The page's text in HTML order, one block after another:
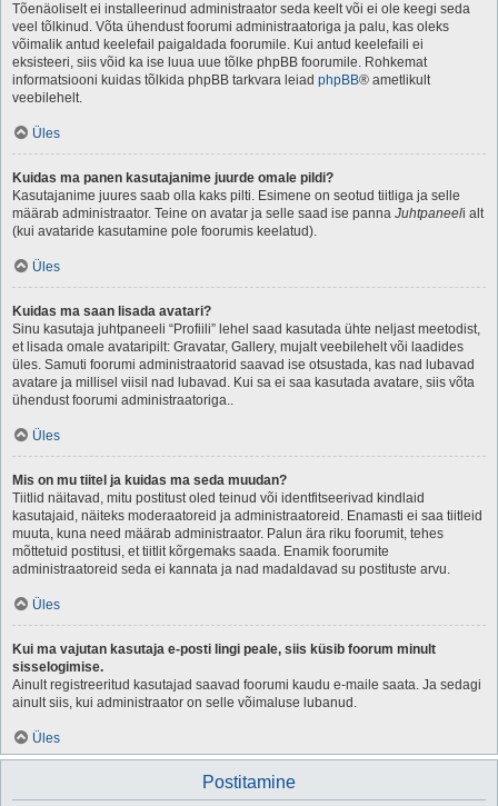
Tõenäoliselt ei installeerinud administraator seda keelt või ei ole keegi seda
veel tõlkinud. Võta ühendust foorumi administraatoriga ja palu, kas oleks
võimalik antud keelefail paigaldada foorumile. Kui antud keelefaili ei
eksisteeri, siis võid ka ise luua uue tõlke phpBB foorumile. Rohkemat
informatsiooni kuidas tõlkida phpBB tarkvara leiad phpBB® ametlikult
veebilehelt.
Üles
Kuidas ma panen kasutajanime juurde omale pildi?
Kasutajanime juures saab olla kaks pilti. Esimene on seotud tiitliga ja selle
määrab administraator. Teine on avatar ja selle saad ise panna Juhtpaneeli alt
(kui avataride kasutamine pole foorumis keelatud).
Üles
Kuidas ma saan lisada avatari?
Sinu kasutaja juhtpaneeli “Profiili” lehel saad kasutada ühte neljast meetodist,
et lisada omale avataripilt: Gravatar, Gallery, mujalt veebilehelt või laadides
üles. Samuti foorumi administraatorid saavad ise otsustada, kas nad lubavad
avatare ja millisel viisil nad lubavad. Kui sa ei saa kasutada avatare, siis võta
ühendust foorumi administraatoriga..
Üles
Mis on mu tiitel ja kuidas ma seda muudan?
Tiitlid näitavad, mitu postitust oled teinud või identfitseerivad kindlaid
kasutajaid, näiteks moderaatoreid ja administraatoreid. Enamasti ei saa tiitleid
muuta, kuna need määrab administraator. Palun ära riku foorumit, tehes
mõttetuid postitusi, et tiitlit kõrgemaks saada. Enamik foorumite
administraatoreid seda ei kannata ja nad madaldavad su postituste arvu.
Üles
Kui ma vajutan kasutaja e-posti lingi peale, siis küsib foorum minult
sisselogimise.
Ainult registreeritud kasutajad saavad foorumi kaudu e-maile saata. Ja sedagi
ainult siis, kui administraator on selle võimaluse lubanud.
Üles
Postitamine